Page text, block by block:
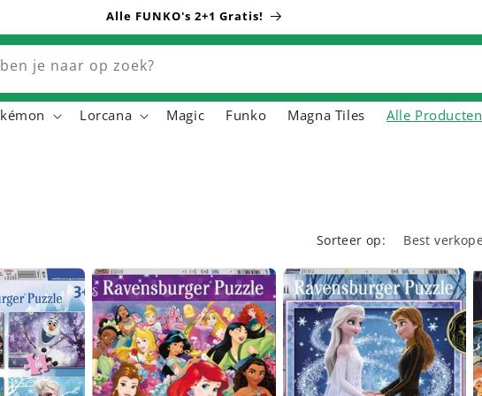
Alle FUNKO's 2+1 Gratis!
Lorcana Magic Funko Magna Tiles Alle Producten
je naar op zoek?
Sorteer op: